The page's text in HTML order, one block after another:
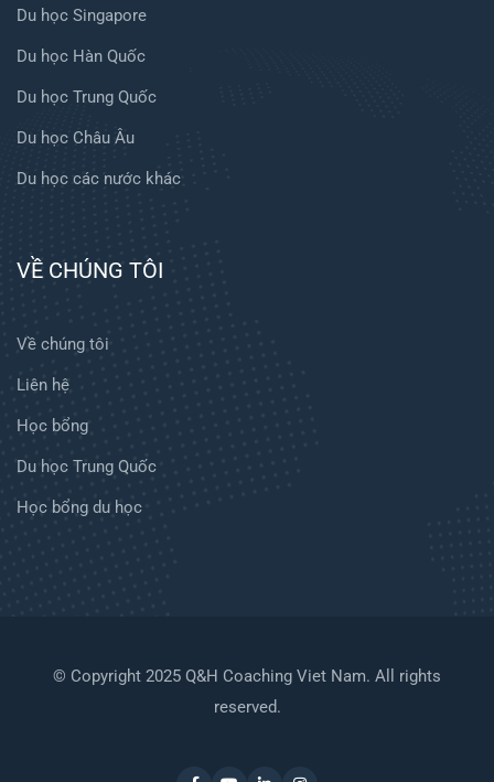
Du học Singapore
Du học Hàn Quốc
Du học Trung Quốc
Du học Châu Âu
Du học các nước khác
VỀ CHÚNG TÔI
Về chúng tôi
Liên hệ
Học bổng
Du học Trung Quốc
Học bổng du học
© Copyright 2025 Q&H Coaching Viet Nam. All rights
reserved.